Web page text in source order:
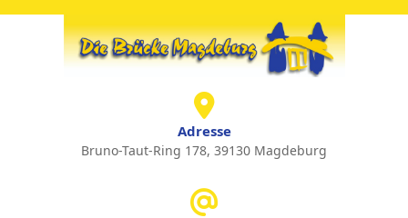
Skip
Adresse
Bruno-Taut-Ring 178, 39130 Magdeburg